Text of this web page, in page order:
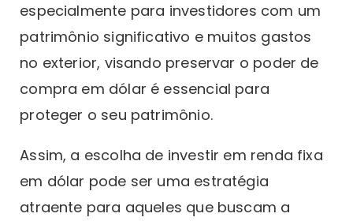
especialmente para investidores com um
patrimônio significativo e muitos gastos
no exterior, visando preservar o poder de
compra em dólar é essencial para
proteger o seu patrimônio.
Assim, a escolha de investir em renda fixa
em dólar pode ser uma estratégia
atraente para aqueles que buscam a